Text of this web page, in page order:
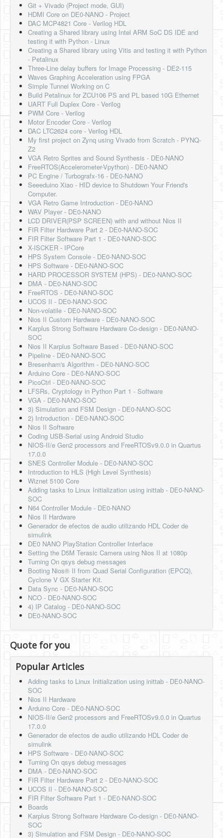
Git + Vivado (Project mode, GUI)
HDMI Core on DE0-NANO - Project
DAC MCP4821 Core - Verilog HDL
Creating a Shared library using Intel ARM SoC DS IDE and
testing it with Python - Linux
Creating a Shared library using Vitis and testing it with Python
- Petalinux
Three-Line delay buffers for Image Processing - DE2-115
Waves Graphing Acceleration using FPGA
Simple Tunnel Working on C
Build Petalinux for ZCU106 PS and PL based 10G Ethernet
UART Full Duplex Core - Verilog
PWM Core - Verilog
Motor Encoder Core - Verilog
DAC LTC2624 core - Verilog HDL
My first project on Zynq using Vivado from Scratch - PYNQ-
Z2
VGA Retro Sprites and Sound Synthesis - DE0-NANO
FreeRTOS(Accelerometer-Vpython) - DE0-NANO
PC Engine / Turbografx-16 - DE0-NANO
Seeeduino Xiao - HID device to Shutdown Your Friend's
Computer.
VGA Retro Game Introduction - DE0-NANO
WAV Player - DE0-NANO
LCD DRIVER(PSP SCREEN) with and without Nios II
FIR Filter Hardware Part 2 - DE0-NANO-SOC
FIR Filter Software Part 1 - DE0-NANO-SOC
X-ISCKER - IPCore
HPS System Console - DE0-NANO-SOC
HPS Software - DE0-NANO-SOC
HARD PROCESSOR SYSTEM (HPS) - DE0-NANO-SOC
DMA - DE0-NANO-SOC
FreeRTOS - DE0-NANO-SOC
UCOS II - DE0-NANO-SOC
Non-volatile - DE0-NANO-SOC
Nios II Custom Hardware - DE0-NANO-SOC
Karplus Strong Software Hardware Co-design - DE0-NANO-
SOC
Nios II Karplus Software Based - DE0-NANO-SOC
Pipeline - DE0-NANO-SOC
Bresenham's Algorithm - DE0-NANO-SOC
Arduino Core - DE0-NANO-SOC
PicoCtrl - DE0-NANO-SOC
LFSRs, Cryptology in Python Part 1 - Software
VGA - DE0-NANO-SOC
3) Simulation and FSM Design - DE0-NANO-SOC
2) Introduction - DE0-NANO-SOC
Nios II Software
Coding USB-Serial using Android Studio
NIOS-II/e Gen2 processors and FreeRTOSv9.0.0 in Quartus
17.0.0
SNES Controller Module - DE0-NANO-SOC
Introduction to HLS (High Level Synthesis)
Wiznet 5100 Core
Adding tasks to Linux Initialization using inittab - DE0-NANO-
SOC
N64 Controller Module - DE0-NANO
Nios II Hardware
Generador de efectos de audio utilizando HDL Coder de
simulink
DE0 NANO PlayStation Controller Interface
Setting the D5M Terasic Camera using Nios II at 1080p
Turning On qsys debug messages
Booting Nios® II from Quad Serial Configuration (EPCQ),
Cyclone V GX Starter Kit.
Data Sync - DE0-NANO-SOC
NCO - DE0-NANO-SOC
4) IP Catalog - DE0-NANO-SOC
DE0-NANO-SOC
Quote for you
Popular Articles
Adding tasks to Linux Initialization using inittab - DE0-NANO-
SOC
Nios II Hardware
Arduino Core - DE0-NANO-SOC
NIOS-II/e Gen2 processors and FreeRTOSv9.0.0 in Quartus
17.0.0
Generador de efectos de audio utilizando HDL Coder de
simulink
HPS Software - DE0-NANO-SOC
Turning On qsys debug messages
DMA - DE0-NANO-SOC
FIR Filter Hardware Part 2 - DE0-NANO-SOC
UCOS II - DE0-NANO-SOC
FIR Filter Software Part 1 - DE0-NANO-SOC
Boards
Karplus Strong Software Hardware Co-design - DE0-NANO-
SOC
3) Simulation and FSM Design - DE0-NANO-SOC